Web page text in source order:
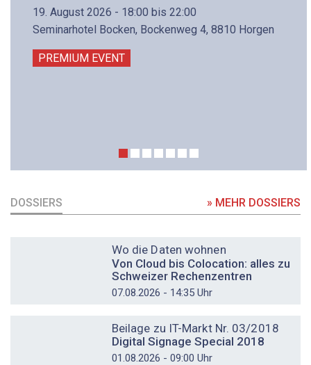
19. August 2026 - 18:00 bis 22:00
Seminarhotel Bocken, Bockenweg 4, 8810 Horgen
PREMIUM EVENT
DOSSIERS » MEHR DOSSIERS
Wo die Daten wohnen
Von Cloud bis Colocation: alles zu
Schweizer Rechenzentren
07.08.2026 - 14:35 Uhr
Beilage zu IT-Markt Nr. 03/2018
Digital Signage Special 2018
01.08.2026 - 09:00 Uhr